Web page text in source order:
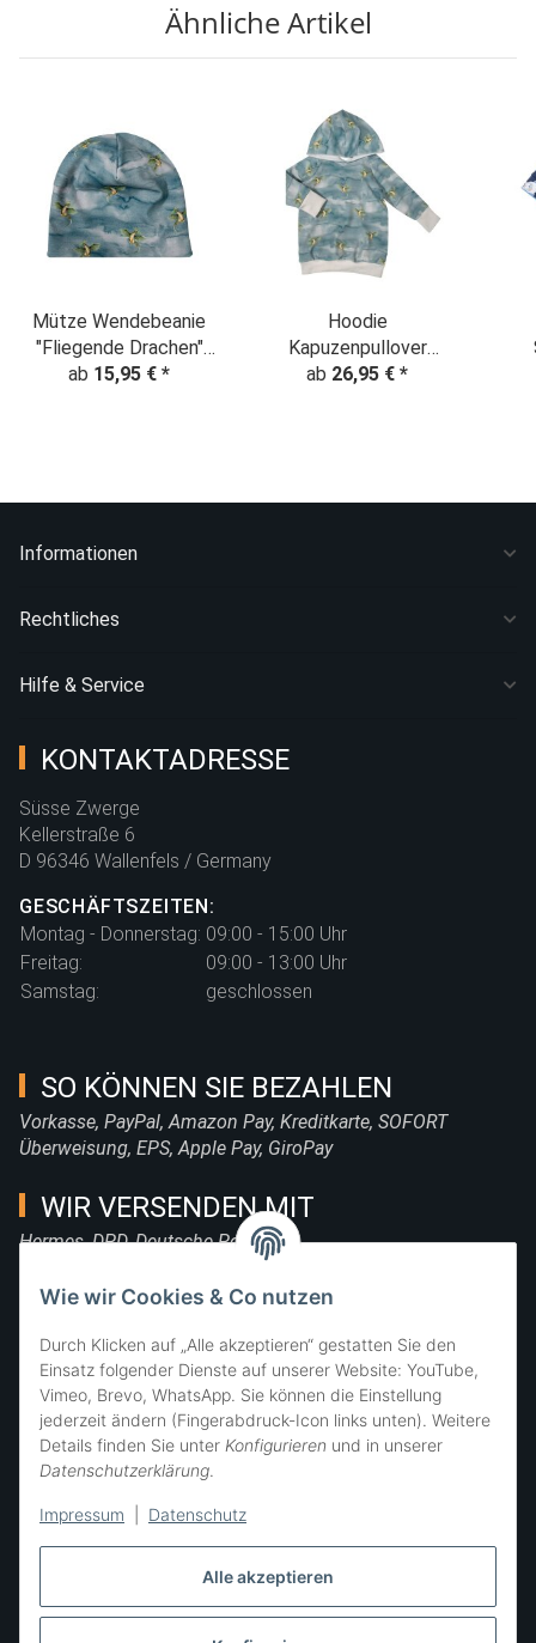
Alle akzeptieren
Wie wir Cookies & Co nutzen
Durch Klicken auf „Alle akzeptieren“ gestatten Sie den
Einsatz folgender Dienste auf unserer Website: YouTube,
Vimeo, Brevo, WhatsApp. Sie können die Einstellung
jederzeit ändern (Fingerabdruck-Icon links unten). Weitere
Details finden Sie unter Konfigurieren und in unserer
Datenschutzerklärung.
Impressum Datenschutz
Ähnliche Artikel
Mütze Wendebeanie
"Fliegende Drachen"
Dragon jeansblau
ab 15,95 € *
Hoodie
Kapuzenpullover
Fliegende Drachen"
ab 26,95 € *
Informationen
Rechtliches
Hilfe & Service
KONTAKTADRESSE
Süsse Zwerge
Kellerstraße 6
D 96346 Wallenfels / Germany
GESCHÄFTSZEITEN:
Montag - Donnerstag: 09:00 - 15:00 Uhr
Freitag:
09:00 - 13:00 Uhr
Samstag:
geschlossen
SO KÖNNEN SIE BEZAHLEN
Vorkasse, PayPal, Amazon Pay, Kreditkarte, SOFORT
Überweisung, EPS, Apple Pay, GiroPay
WIR VERSENDEN MIT
Hermes, DPD, Deutsche Post, DHL
FOLGE UNS
SIE ERREICHEN UNS